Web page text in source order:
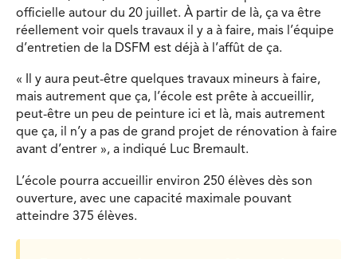
officielle autour du 20 juillet. À partir de là, ça va être
réellement voir quels travaux il y a à faire, mais l’équipe
d’entretien de la DSFM est déjà à l’affût de ça.
« Il y aura peut-être quelques travaux mineurs à faire,
mais autrement que ça, l’école est prête à accueillir,
peut-être un peu de peinture ici et là, mais autrement
que ça, il n’y a pas de grand projet de rénovation à faire
avant d’entrer », a indiqué Luc Bremault.
L’école pourra accueillir environ 250 élèves dès son
ouverture, avec une capacité maximale pouvant
atteindre 375 élèves.